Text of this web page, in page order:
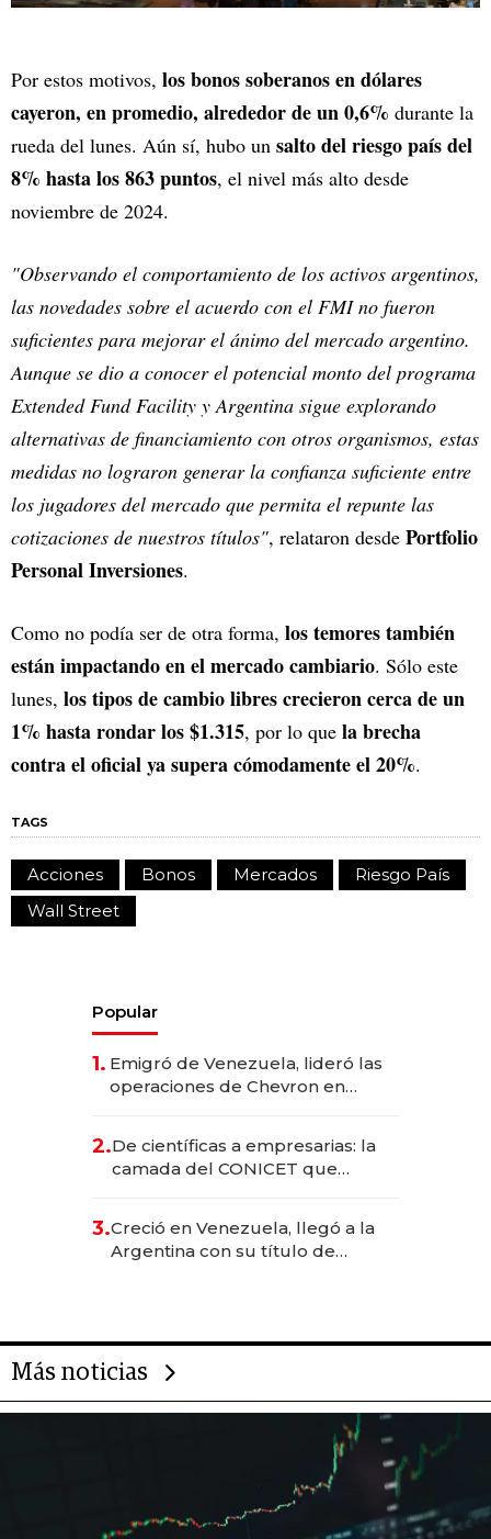
Por estos motivos, los bonos soberanos en dólares
cayeron, en promedio, alrededor de un 0,6% durante la
rueda del lunes. Aún sí, hubo un salto del riesgo país del
8% hasta los 863 puntos, el nivel más alto desde
noviembre de 2024.
"Observando el comportamiento de los activos argentinos,
las novedades sobre el acuerdo con el FMI no fueron
suficientes para mejorar el ánimo del mercado argentino.
Aunque se dio a conocer el potencial monto del programa
Extended Fund Facility y Argentina sigue explorando
alternativas de financiamiento con otros organismos, estas
medidas no lograron generar la confianza suficiente entre
los jugadores del mercado que permita el repunte las
cotizaciones de nuestros títulos", relataron desde Portfolio
Personal Inversiones.
Como no podía ser de otra forma, los temores también
están impactando en el mercado cambiario. Sólo este
lunes, los tipos de cambio libres crecieron cerca de un
1% hasta rondar los $1.315, por lo que la brecha
contra el oficial ya supera cómodamente el 20%.
TAGS
Acciones Bonos Mercados
Riesgo País
Wall Street
Popular
1. Emigró de Venezuela, lideró las
operaciones de Chevron en
2.De científicas a empresarias: la
camada del CONICET que
3.Creció en Venezuela, llegó a la
Argentina con su título de
Más noticias